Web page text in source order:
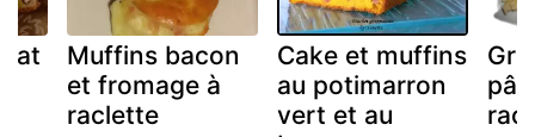
Muffins bacon
et fromage à
raclette
Cake et muffins
au potimarron
vert et au